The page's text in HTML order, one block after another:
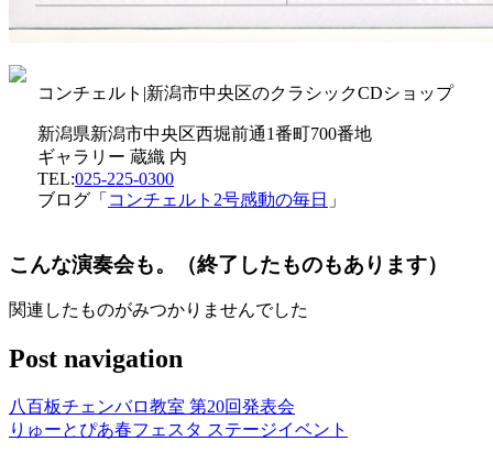
コンチェルト|新潟市中央区のクラシックCDショップ
新潟県新潟市中央区西堀前通1番町700番地
ギャラリー 蔵織 内
TEL:025-225-0300
ブログ「 コンチェルト2号感動の毎日 」
こんな演奏会も。（終了したものもあります）
関連したものがみつかりませんでした
Post navigation
八百板チェンバロ教室 第20回発表会
りゅーとぴあ春フェスタ ステージイベント